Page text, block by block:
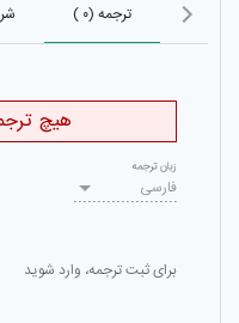
ترجمه (۰ )
هیچ
فارسی
زبان ترجمه
برای ثبت ترجمه، وارد شوید